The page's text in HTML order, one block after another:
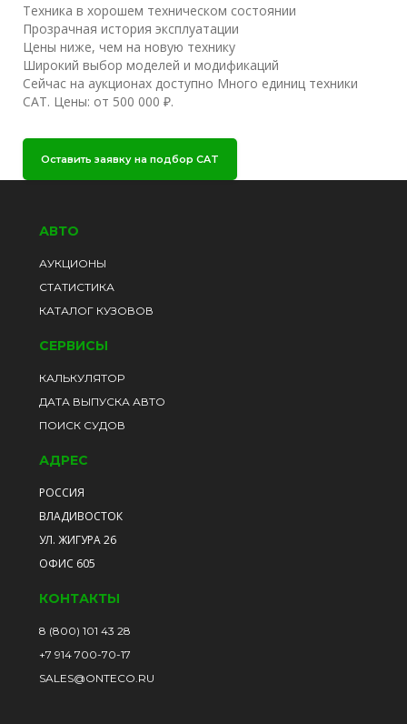
Техника в хорошем техническом состоянии
Прозрачная история эксплуатации
Цены ниже, чем на новую технику
Широкий выбор моделей и модификаций
Сейчас на аукционах доступно Много единиц техники
CAT. Цены: от 500 000 ₽.
Оставить заявку на подбор CAT
АВТО
АУКЦИОНЫ
СТАТИСТИКА
КАТАЛОГ КУЗОВОВ
СЕРВИСЫ
КАЛЬКУЛЯТОР
ДАТА ВЫПУСКА АВТО
ПОИСК СУДОВ
АДРЕС
РОССИЯ
ВЛАДИВОСТОК
УЛ. ЖИГУРА 26
ОФИС 605
КОНТАКТЫ
8 (800) 101 43 28
+7 914 700-70-17
SALES@ONTECO.RU